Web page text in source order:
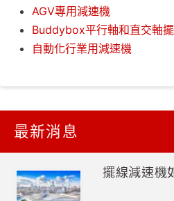
AGV專用減速機
Buddybox平行軸和直交軸
自動化行業用減速機
最新消息
擺線減速機